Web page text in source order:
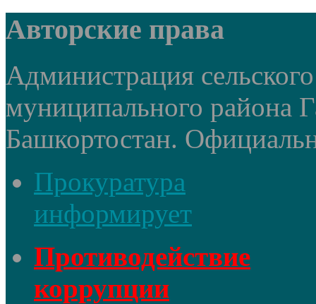
Авторские права
Администрация
муниципального района
Башкортостан.
Прокуратура
информирует
Противодействие
коррупции